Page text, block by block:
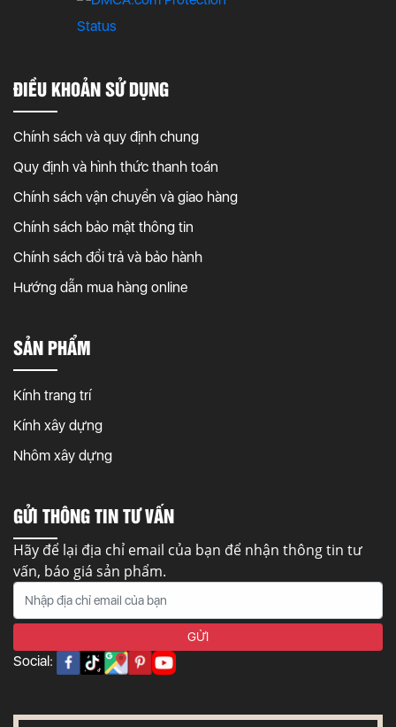
ĐIỀU KHOẢN SỬ DỤNG
Chính sách và quy định chung
Quy định và hình thức thanh toán
Chính sách vận chuyển và giao hàng
Chính sách bảo mật thông tin
Chính sách đổi trả và bảo hành
Hướng dẫn mua hàng online
SẢN PHẨM
Kính trang trí
Kính xây dựng
Nhôm xây dựng
GỬI THÔNG TIN TƯ VẤN
Hãy để lại địa chỉ email của bạn để nhận thông tin tư
vấn, báo giá sản phẩm.
Social: